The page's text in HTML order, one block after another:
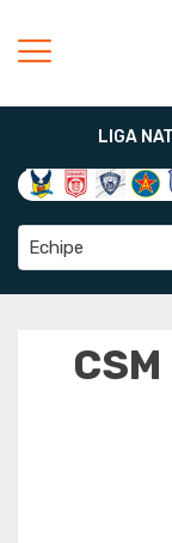
LIGA
Echipe